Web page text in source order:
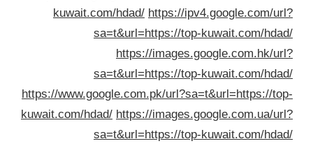
kuwait.com/hdad/ https://ipv4.google.com/
sa=t&url=https://top-kuwait.com/
https://images.google.com.hk/
sa=t&url=https://top-kuwait.com/
https://www.google.com.pk/url?sa=t&url=https://
kuwait.com/hdad/ https://images.google.com.ua/
sa=t&url=https://top-kuwait.com/